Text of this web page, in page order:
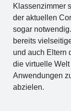
Klassenzimmer
der aktuellen
sogar
bereits
und auch Eltern
die virtuelle
Anwendungen
abzielen.